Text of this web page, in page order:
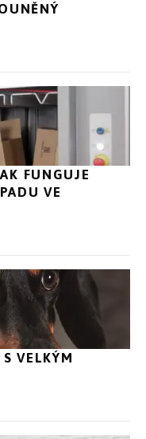
FUNGUJE
VE
VELKÝM